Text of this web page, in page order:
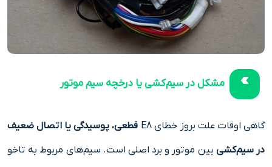
مشکل در سیم‌کشی یا درخچه سیم موتور
گاهی اوقات علت بروز خطای E8
قطعی، پوسیدگی یا اتصال ضعیف
در سیم‌کشی بین موتور و برد اصلی است. سیم‌های مربوط به تاخو